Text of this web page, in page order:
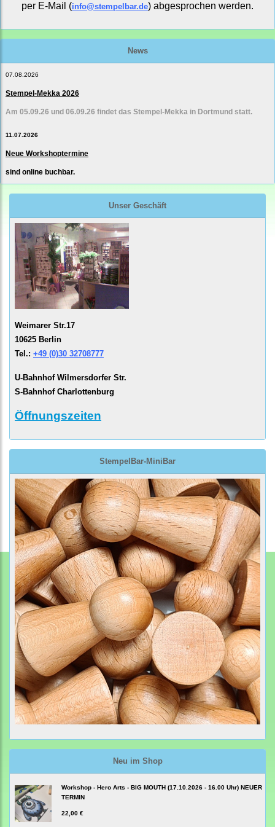
per E-Mail (info@stempelbar.de) abgesprochen werden.
News
07.08.2026
Stempel-Mekka 2026
Am 05.09.26 und 06.09.26 findet das Stempel-Mekka in Dortmund statt.
11.07.2026
Neue Workshoptermine
sind online buchbar.
Unser Geschäft
Weimarer Str.17
10625 Berlin
Tel.: +49 (0)30 32708777
U-Bahnhof Wilmersdorfer Str.
S-Bahnhof Charlottenburg
Öffnungszeiten
StempelBar-MiniBar
Neu im Shop
Workshop - Hero Arts - BIG MOUTH (17.10.2026 - 16.00 Uhr) NEUER
TERMIN
22,00 €